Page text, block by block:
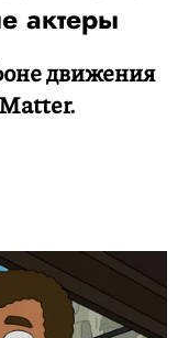
актеры
движения